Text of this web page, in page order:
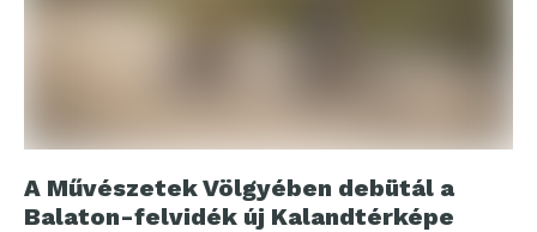
A Művészetek Völgyében debütál a
Balaton-felvidék új Kalandtérképe